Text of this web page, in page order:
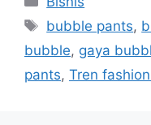
Tags
bubble pants,
bubble, gaya
pants, Tren